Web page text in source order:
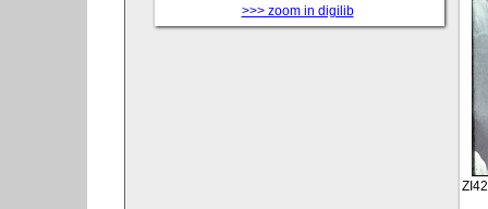
>>> zoom in digilib